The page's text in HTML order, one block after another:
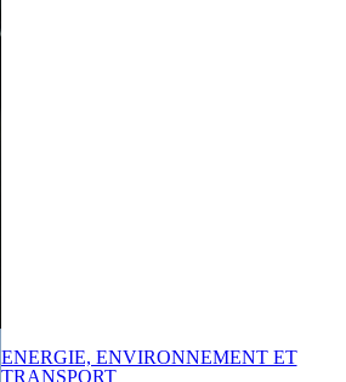
ENERGIE, ENVIRONNEMENT ET
TRANSPORT